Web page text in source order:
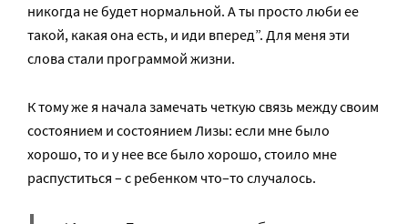
никогда не будет нормальной. А ты просто люби ее
такой, какая она есть, и иди вперед”. Для меня эти
слова стали программой жизни.
К тому же я начала замечать четкую связь между своим
состоянием и состоянием Лизы: если мне было
хорошо, то и у нее все было хорошо, стоило мне
распуститься – с ребенком что–то случалось.